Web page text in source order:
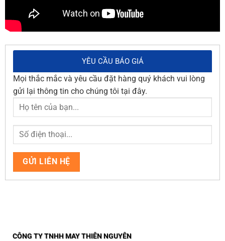
YÊU CẦU BÁO GIÁ
Mọi thắc mắc và yêu cầu đặt hàng quý khách vui lòng
gửi lại thông tin cho chúng tôi tại đây.
CÔNG TY TNHH MAY THIÊN NGUYÊN